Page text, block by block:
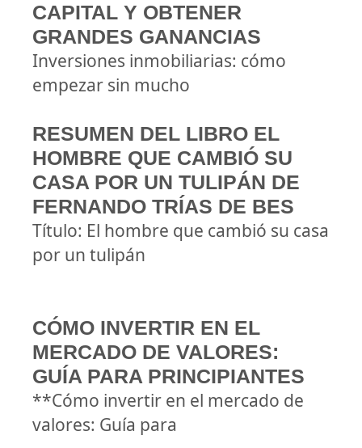
CAPITAL Y OBTENER
GRANDES GANANCIAS
Inversiones inmobiliarias: cómo
empezar sin mucho
RESUMEN DEL LIBRO EL
HOMBRE QUE CAMBIÓ SU
CASA POR UN TULIPÁN DE
FERNANDO TRÍAS DE BES
Título: El hombre que cambió su casa
por un tulipán
CÓMO INVERTIR EN EL
MERCADO DE VALORES:
GUÍA PARA PRINCIPIANTES
**Cómo invertir en el mercado de
valores: Guía para